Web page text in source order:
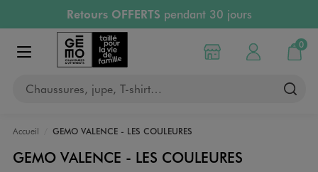
Aller au contenu principal
Aller à la navigationRetours OFFERTS pendant 30 jours
PAYEZ EN 3x SANS FRAISdès 50€
RÉSERVATION GRATUITE
4h en magasin
RETRAIT ET LIVRAISON OFFERTEen magasin
Afficher le menu
Chaussures, jupe, T-shirt…
Choisir mon magasin
Mon compte
0
Mon
Accueil GEMO VALENCE - LES COULEURES
GEMO VALENCE - LES COULEURES